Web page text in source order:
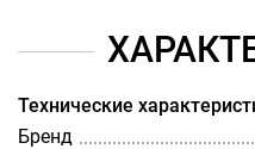
Технические
Бренд